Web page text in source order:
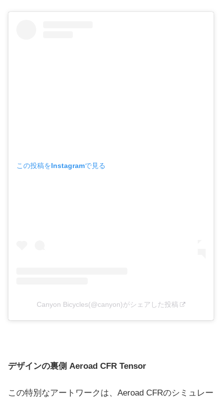
この投稿をInstagramで見る
Canyon Bicycles(@canyon)がシェアした投稿
デザインの裏側 Aeroad CFR Tensor
この特別なアートワークは、Aeroad CFRのシミュレー